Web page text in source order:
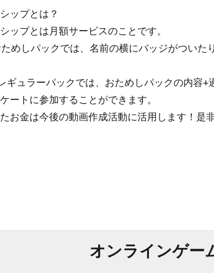
ップとは？
ップとは月額サービスのことです。
めしパックでは、名前の横にバッジがつい
ギュラーパックでは、おためしパックの内容
ートに参加することができます。
お金は今後の動画作成活動に活用します！是
オンラインゲー